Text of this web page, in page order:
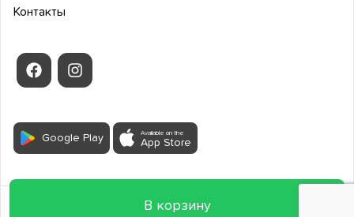
В корзину
Контакты
Google Play Available on the
App Store
2026 Все права защищены